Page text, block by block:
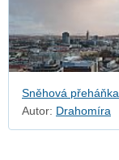
Sněhová přeháňka
Autor: Drahomíra